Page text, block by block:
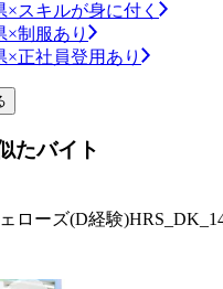
×スキルが身に付く
×制服あり
×正社員登用あり
たバイト
ローズ(D経験